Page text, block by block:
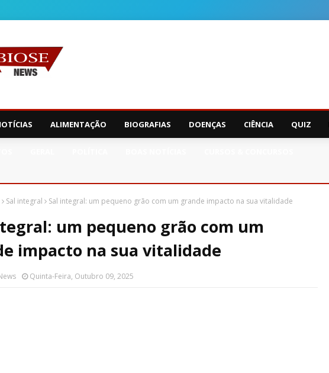
ALIMENTAÇÃO BIOGRAFIAS DOENÇAS CIÊNCIA QUIZ
Sal integral Sal integral: um pequeno grão com um grande impacto na sua vitalidade
um pequeno grão com um
impacto na sua vitalidade
Quinta-Feira, Outubro 09, 2025